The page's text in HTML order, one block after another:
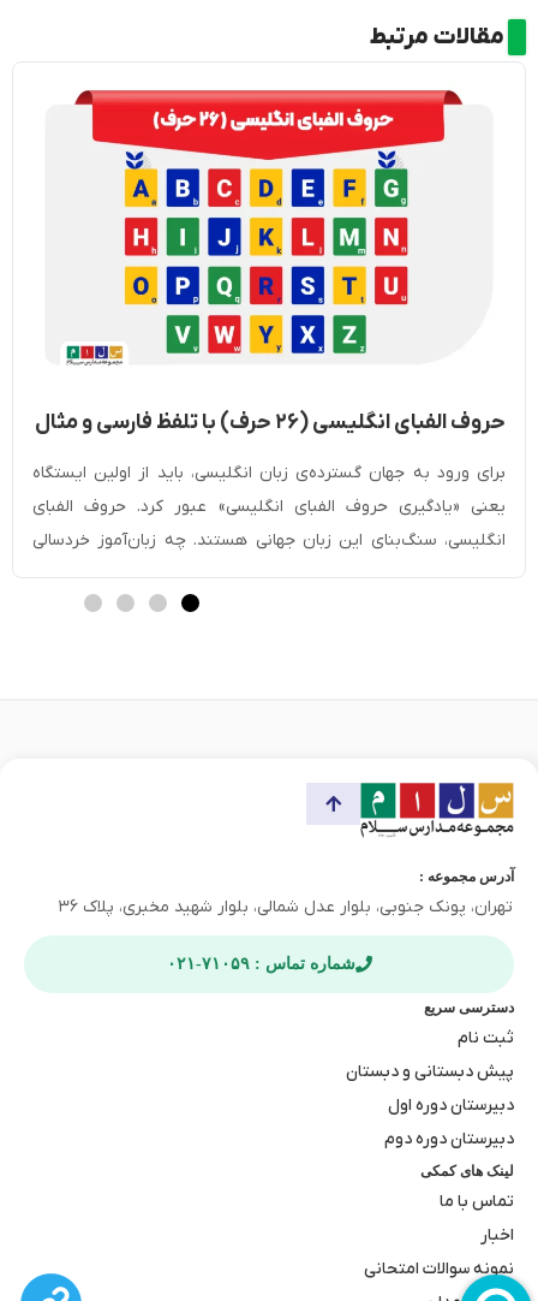
مقالات مرتبط
حروف الفبای انگلیسی (۲۶ حرف) با تلفظ فارسی و مثال
+ کوچک و بزرگ
برای ورود به جهان گسترده‌ی زبان انگلیسی، باید از اولین ایستگاه
یعنی «یادگیری حروف الفبای انگلیسی» عبور کرد. حروف الفبای
انگلیسی، سنگ‌بنای این زبان جهانی هستند. چه زبان‌آموز خردسالی
باشید که تازه در حال کشف دنیای حروف است و چه بزرگسالی که
قصد دارد مهارت‌های ارتباطی خود را بهبود ببخشد، تسلط بر الفبا
آدرس مجموعه :
تهران، پونک جنوبی، بلوار عدل شمالی، بلوار شهید مخبری، پلاک ۳۶
شماره تماس : ۷۱۰۵۹-۰۲۱
دسترسی سریع
ثبت نام
پیش دبستانی و دبستان
دبیرستان دوره اول
دبیرستان دوره دوم
لینک های کمکی
تماس با ما
اخبار
نمونه سوالات امتحانی